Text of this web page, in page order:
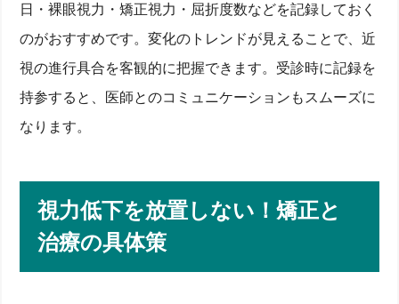
日・裸眼視力・矯正視力・屈折度数などを記録しておく
のがおすすめです。変化のトレンドが見えることで、近
視の進行具合を客観的に把握できます。受診時に記録を
持参すると、医師とのコミュニケーションもスムーズに
なります。
視力低下を放置しない！矯正と
治療の具体策